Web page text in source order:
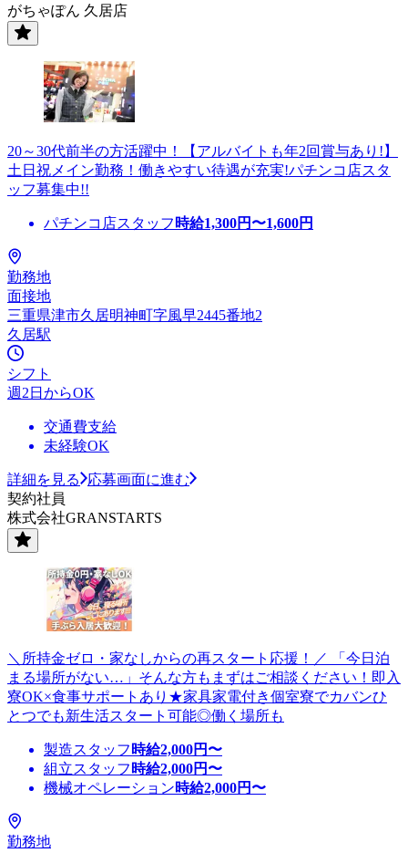
がちゃぽん 久居店
20～30代前半の方活躍中！【アルバイトも年2回賞与あり!】
土日祝メイン勤務！働きやすい待遇が充実!パチンコ店スタ
ッフ募集中!!
パチンコ店スタッフ 時給1,300円〜1,600円
勤務地
面接地
三重県津市久居明神町字風早2445番地2
久居駅
シフト
週2日からOK
交通費支給
未経験OK
詳細を見る
応募画面に進む
契約社員
株式会社GRANSTARTS
＼所持金ゼロ・家なしからの再スタート応援！／ 「今日泊
まる場所がない…」そんな方もまずはご相談ください！即入
寮OK×食事サポートあり★家具家電付き個室寮でカバンひ
とつでも新生活スタート可能◎働く場所も
製造スタッフ 時給2,000円〜
組立スタッフ 時給2,000円〜
機械オペレーション時給2,000円〜
勤務地